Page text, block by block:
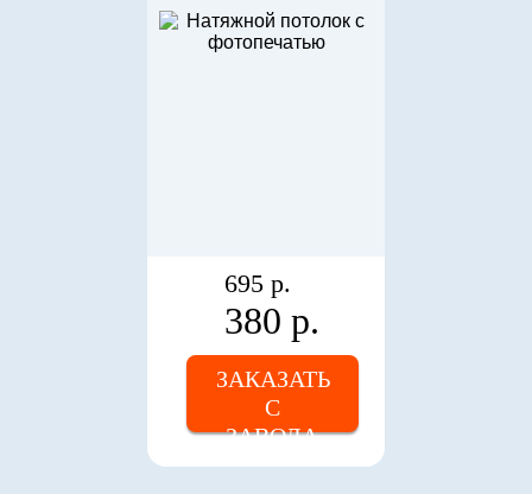
695 р.
380 р.
ЗАКАЗАТЬ
С
ЗАВОДА